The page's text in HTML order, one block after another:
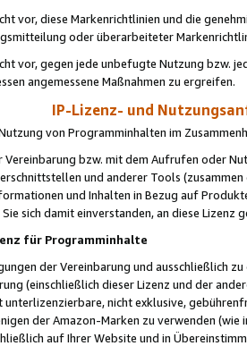
vor, diese Markenrichtlinien und die
oder überarbeiteter
vor, gegen jede unbefugte Nutzung bzw.
angemessene Maßnahmen zu ergreifen.
IP-Lizenz- und
von Programminhalten im
Vereinbarung bzw. mit dem Aufrufen oder
und anderer Tools (zusammen
und Inhalten in Bezug auf
sich damit einverstanden, an diese Lizenz
für Programminhalte
der Vereinbarung und ausschließlich
(einschließlich dieser Lizenz und der
nicht exklusive,
der Amazon-Marken zu verwenden
auf Ihrer Website und in